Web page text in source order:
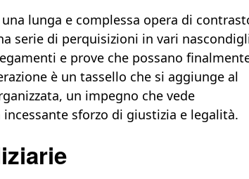
lunga e complessa opera di
serie di perquisizioni in vari
e prove che possano
è un tassello che si aggiunge al
un impegno che vede
sforzo di giustizia e legalità.